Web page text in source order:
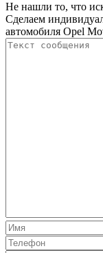
Не нашли то, что
Сделаем
автомобиля Opel